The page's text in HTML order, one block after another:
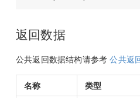
返回数据
公共返回数据结构请参考公共返
名称 类型